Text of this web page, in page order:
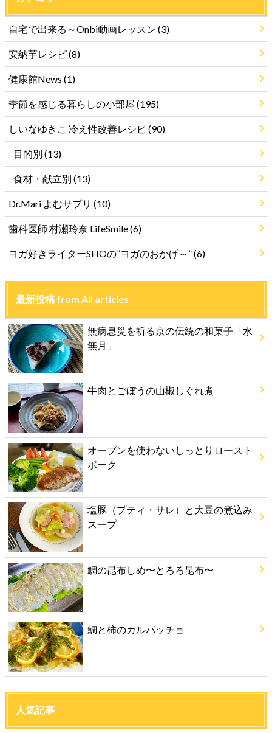
自宅で出来る～Onbi動画レッスン (3)
安納芋レシピ(8)
健康館News (1)
季節を感じる暮らしの小部屋 (195)
しいなゆきこ 冷え性改善レシピ(90)
目的別 (13)
食材・献立別 (13)
Dr.Mari よむサプリ (10)
歯科医師 村瀬玲奈 LifeSmile(6)
ヨガ好きライターSHOの”ヨガのおかげ～”(6)
最新投稿 from All articles
無病息災を祈る京の伝統の和菓子「水
無月」
牛肉とごぼうの山椒しぐれ煮
オーブンを使わないしっとりロースト
ポーク
塩豚（プティ・サレ）と大豆の煮込み
スープ
鯛の昆布しめ〜とろろ昆布〜
鯛と柿のカルパッチョ
人気記事